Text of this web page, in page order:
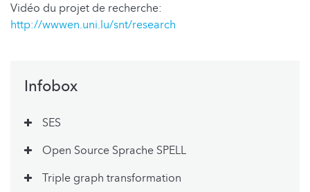
Vidéo du projet de recherche:
http://wwwen.uni.lu/snt/research
Infobox
SES
Open Source Sprache SPELL
Triple graph transformation